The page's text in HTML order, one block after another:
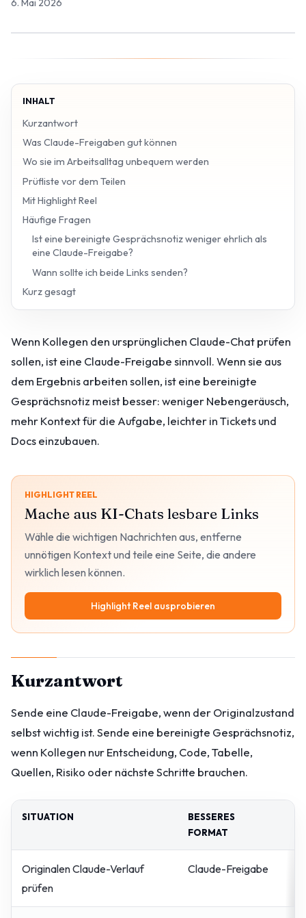
6. Mai 2026
INHALT
Kurzantwort
Was Claude-Freigaben gut können
Wo sie im Arbeitsalltag unbequem werden
Prüfliste vor dem Teilen
Mit Highlight Reel
Häufige Fragen
Ist eine bereinigte Gesprächsnotiz weniger ehrlich als
eine Claude-Freigabe?
Wann sollte ich beide Links senden?
Kurz gesagt
Wenn Kollegen den ursprünglichen Claude-Chat prüfen
sollen, ist eine Claude-Freigabe sinnvoll. Wenn sie aus
dem Ergebnis arbeiten sollen, ist eine bereinigte
Gesprächsnotiz meist besser: weniger Nebengeräusch,
mehr Kontext für die Aufgabe, leichter in Tickets und
Docs einzubauen.
HIGHLIGHT REEL
Mache aus KI-Chats lesbare Links
Wähle die wichtigen Nachrichten aus, entferne
unnötigen Kontext und teile eine Seite, die andere
wirklich lesen können.
Highlight Reel ausprobieren
Kurzantwort
Sende eine Claude-Freigabe, wenn der Originalzustand
selbst wichtig ist. Sende eine bereinigte Gesprächsnotiz,
wenn Kollegen nur Entscheidung, Code, Tabelle,
Quellen, Risiko oder nächste Schritte brauchen.
SITUATION
BESSERES
FORMAT
Originalen Claude-Verlauf
prüfen
Claude-Freigabe